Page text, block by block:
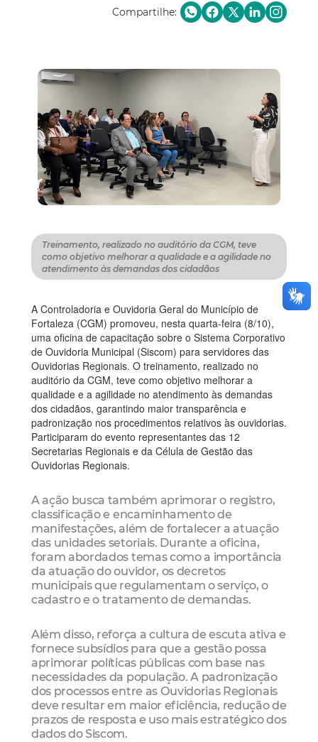
Compartilhe:
Treinamento, realizado no auditório da CGM, teve
como objetivo melhorar a qualidade e a agilidade no
atendimento às demandas dos cidadãos
A Controladoria e Ouvidoria Geral do Município de
Fortaleza (CGM) promoveu, nesta quarta-feira (8/10),
uma oficina de capacitação sobre o Sistema Corporativo
de Ouvidoria Municipal (Siscom) para servidores das
Ouvidorias Regionais. O treinamento, realizado no
auditório da CGM, teve como objetivo melhorar a
qualidade e a agilidade no atendimento às demandas
dos cidadãos, garantindo maior transparência e
padronização nos procedimentos relativos às ouvidorias.
Participaram do evento representantes das 12
Secretarias Regionais e da Célula de Gestão das
Ouvidorias Regionais.
A ação busca também aprimorar o registro,
classificação e encaminhamento de
manifestações, além de fortalecer a atuação
das unidades setoriais. Durante a oficina,
foram abordados temas como a importância
da atuação do ouvidor, os decretos
municipais que regulamentam o serviço, o
cadastro e o tratamento de demandas.
Além disso, reforça a cultura de escuta ativa e
fornece subsídios para que a gestão possa
aprimorar políticas públicas com base nas
necessidades da população. A padronização
dos processos entre as Ouvidorias Regionais
deve resultar em maior eficiência, redução de
prazos de resposta e uso mais estratégico dos
dados do Siscom.